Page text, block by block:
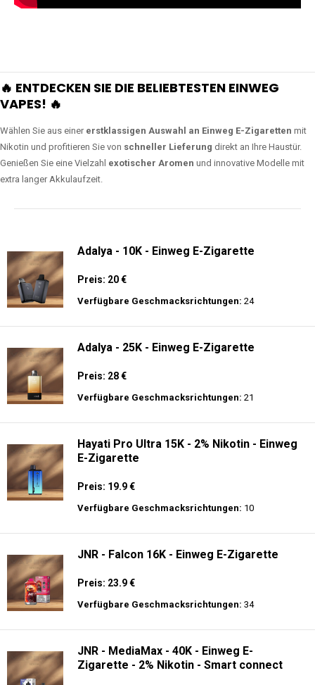
🔥 ENTDECKEN SIE DIE BELIEBTESTEN EINWEG
VAPES! 🔥
Wählen Sie aus einer erstklassigen Auswahl an Einweg E-Zigaretten mit
Nikotin und profitieren Sie von schneller Lieferung direkt an Ihre Haustür.
Genießen Sie eine Vielzahl exotischer Aromen und innovative Modelle mit
extra langer Akkulaufzeit.
Adalya - 10K - Einweg E-Zigarette
Preis: 20 €
Verfügbare Geschmacksrichtungen: 24
Adalya - 25K - Einweg E-Zigarette
Preis: 28 €
Verfügbare Geschmacksrichtungen: 21
Hayati Pro Ultra 15K - 2% Nikotin - Einweg
E-Zigarette
Preis: 19.9 €
Verfügbare Geschmacksrichtungen: 10
JNR - Falcon 16K - Einweg E-Zigarette
Preis: 23.9 €
Verfügbare Geschmacksrichtungen: 34
JNR - MediaMax - 40K - Einweg E-
Zigarette - 2% Nikotin - Smart connect